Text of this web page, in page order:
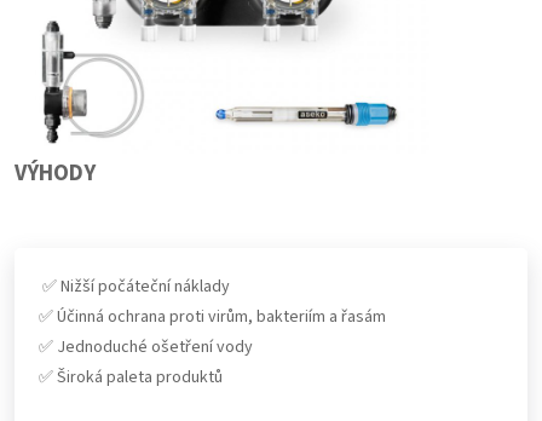
VÝHODY
✅ Nižší počáteční náklady
✅ Účinná ochrana proti virům, bakteriím a řasám
✅ Jednoduché ošetření vody
✅ Široká paleta produktů